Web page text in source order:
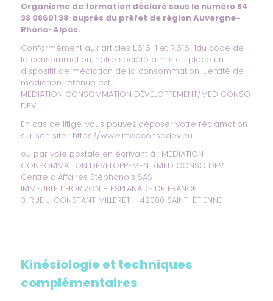
Organisme de formation déclaré sous le numéro 84
38 08601 38 auprès du préfet de région Auvergne-
Rhône-Alpes.
Conformément aux articles L.616-1 et R.616-1du code de
la consommation, notre société a mis en place un
dispositif de médiation de la consommation. L’entité de
médiation retenue est :
MEDIATION CONSOMMATION DÉVELOPPEMENT/MED CONSO
DEV
En cas de litige, vous pouvez déposer votre réclamation
sur son site : https://www.medconsodev.eu
ou par voie postale en écrivant à : MEDIATION
CONSOMMATION DÉVELOPPEMENT/MED CONSO DEV
Centre d’Affaires Stéphanois SAS
IMMEUBLE L’HORIZON – ESPLANADE DE FRANCE
3, RUE J. CONSTANT MILLERET – 42000 SAINT-ÉTIENNE
Kinésiologie et techniques
complémentaires